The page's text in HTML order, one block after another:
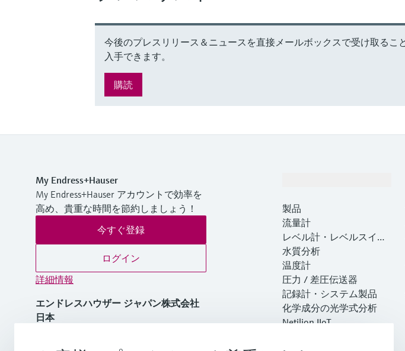
今後のプレスリリース＆ニュースを直接メールボックスで受け取るこ
入手できます。
購読
My Endress+Hauser
My Endress+Hauser アカウントで効率を
高め、貴重な時間を節約しましょう！
今すぐ登録
ログイン
詳細情報
エンドレスハウザー ジャパン株式会社
日本
製品
流量計
レベル計・レベルスイッ
チ
水質分析
温度計
圧力 / 差圧伝送器
記録計・システム製品
化学成分の光学式分析
Netilion IIoT